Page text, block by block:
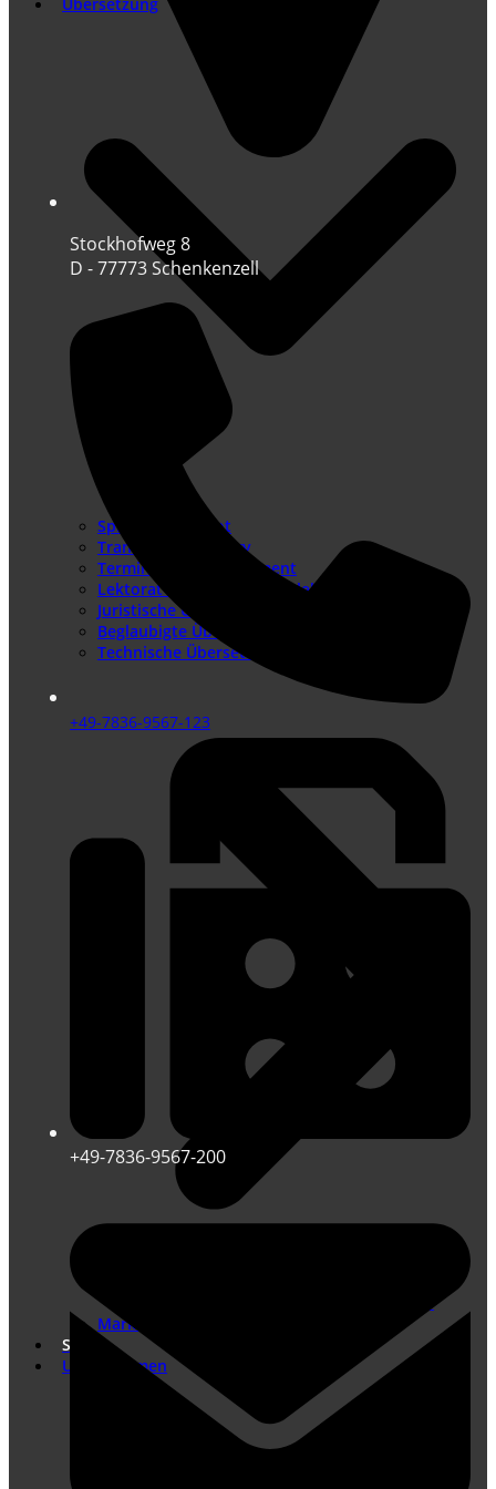
Übersetzung
Sprachenangebot
Translation Memory
Terminologiemanagement
Lektorat – Fremdsprachenlektorat
Juristische Übersetzungen
Beglaubigte Übersetzungen
Technische Übersetzungen
Marketing Übersetzungen
Shop
Unternehmen
Stockhofweg 8
D - 77773 Schenkenzell
+49-7836-9567-123
+49-7836-9567-200